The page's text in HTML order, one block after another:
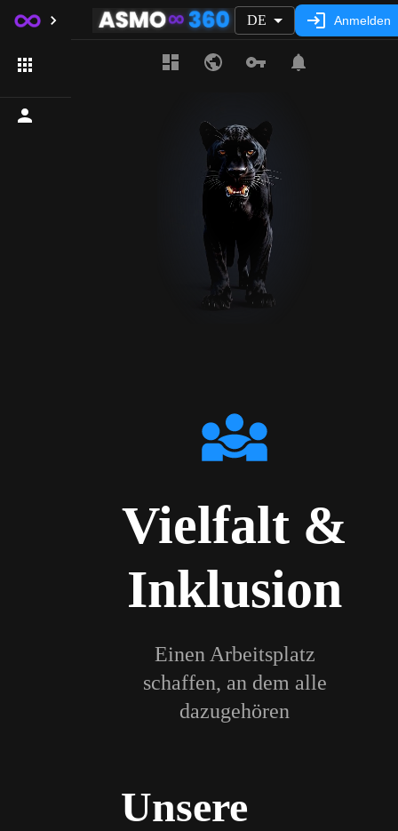
DE Anmelden
Vielfalt &
Inklusion
Einen Arbeitsplatz
schaffen, an dem alle
dazugehören
Unsere